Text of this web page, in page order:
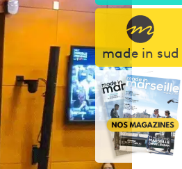
made in sud